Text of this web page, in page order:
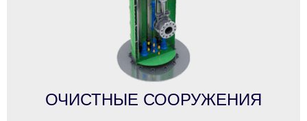
ОЧИСТНЫЕ СООРУЖЕНИЯ